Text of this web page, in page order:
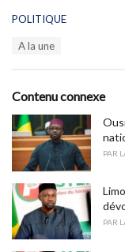
C
o
r
i
e
s
POLITIQUE
:
A la une
Contenu connexe
PAR
PAR